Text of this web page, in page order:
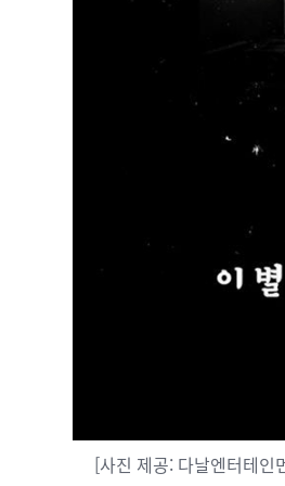
[사진 제공: 다날엔터테인